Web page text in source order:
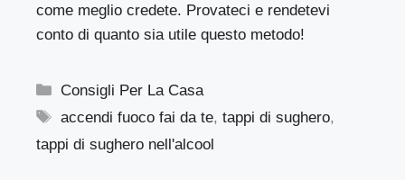
come meglio credete. Provateci e rendetevi
conto di quanto sia utile questo metodo!
Categorie
Consigli Per La Casa
Tag
accendi fuoco fai da te,tappi di sughero,
tappi di sughero nell'alcool